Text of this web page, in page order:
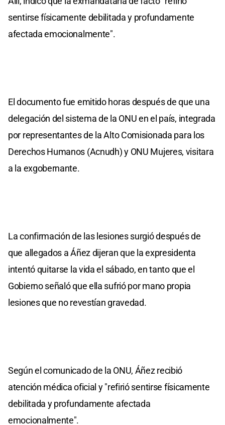
sentirse físicamente debilitada y profundamente
afectada emocionalmente".
El documento fue emitido horas después de que una
delegación del sistema de la ONU en el país, integrada
por representantes de la Alto Comisionada para los
Derechos Humanos (Acnudh) y ONU Mujeres, visitara
a la exgobernante.
La confirmación de las lesiones surgió después de
que allegados a Áñez dijeran que la expresidenta
intentó quitarse la vida el sábado, en tanto que el
Gobierno señaló que ella sufrió por mano propia
lesiones que no revestían gravedad.
Según el comunicado de la ONU, Áñez recibió
atención médica oficial y "refirió sentirse físicamente
debilitada y profundamente afectada
emocionalmente".